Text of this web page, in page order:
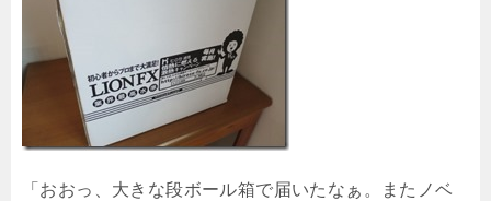
「おおっ、大きな段ボール箱で届いたなぁ。またノベ